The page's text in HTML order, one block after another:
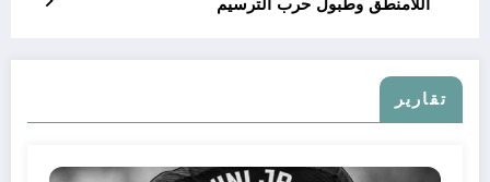
تقارير